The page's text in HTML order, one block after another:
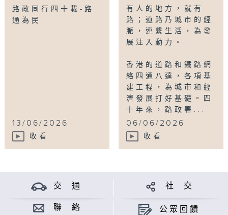
路政同行四十載-路
通為民
13/06/2026
收看
有人的地方，就有
路；道路乃城市的經
脈，連繫生活，為發
展注入動力。
香港的道路和鐵路網
絡四通八達，各項基
建工程，為城市和經
濟發展打好基礎。四
十年來，路政署...
06/06/2026
收看
交 通 社 交
聯 絡 公眾回饋